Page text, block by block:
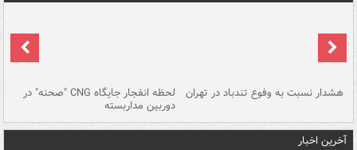
هشدار نسبت به وفوع تندباد در تهران لحظه انفجار جایگاه CNG "صحنه" در
دوربین مداربسته
آخرین اخبار